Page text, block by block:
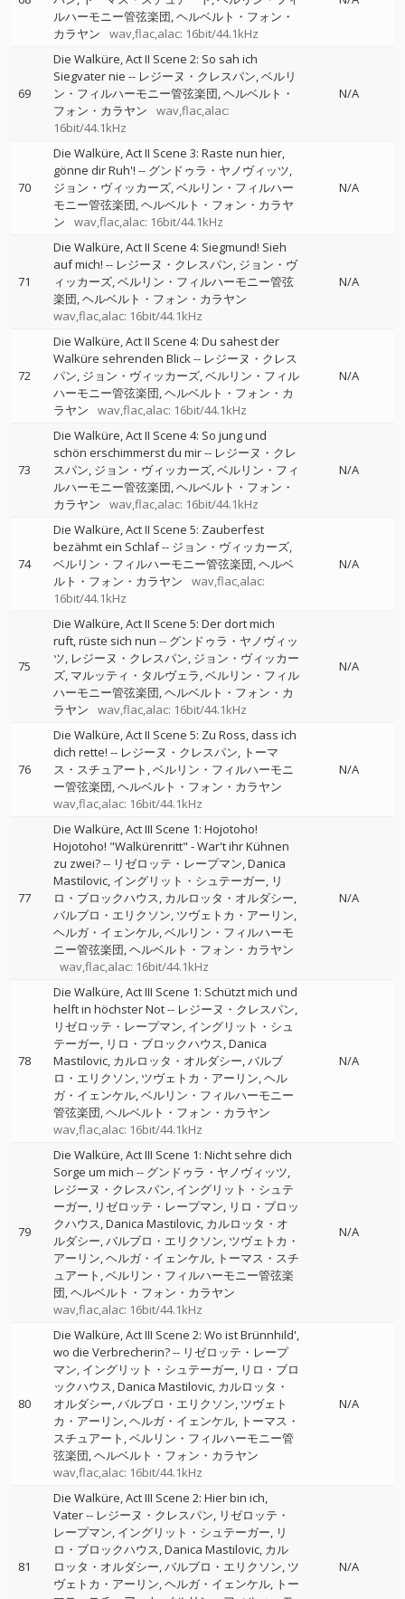
ルハーモニー管弦楽団 ヘルベルト・フォン・
カラヤン
wav,flac,alac: 16bit/44.1kHz
69
Die Walküre, Act II Scene 2: So sah ich
Siegvater nie -- レジーヌ・クレスパン ベルリ
ン・フィルハーモニー管弦楽団 ヘルベルト・
フォン・カラヤン
wav,flac,alac:
16bit/44.1kHz
N/A
70
Die Walküre, Act II Scene 3: Raste nun hier,
gönne dir Ruh'! -- グンドゥラ・ヤノヴィッツ
ジョン・ヴィッカーズ ベルリン・フィルハー
モニー管弦楽団 ヘルベルト・フォン・カラヤ
ン
wav,flac,alac: 16bit/44.1kHz
N/A
71
Die Walküre, Act II Scene 4: Siegmund! Sieh
auf mich! -- レジーヌ・クレスパン ジョン・ヴ
ィッカーズ ベルリン・フィルハーモニー管弦
楽団 ヘルベルト・フォン・カラヤン
wav,flac,alac: 16bit/44.1kHz
N/A
72
Die Walküre, Act II Scene 4: Du sahest der
Walküre sehrenden Blick-- レジーヌ・クレス
パン ジョン・ヴィッカーズ ベルリン・フィル
ハーモニー管弦楽団 ヘルベルト・フォン・カ
ラヤン
wav,flac,alac: 16bit/44.1kHz
N/A
73
Die Walküre, Act II Scene 4: So jung und
schön erschimmerst du mir-- レジーヌ・クレ
スパン ジョン・ヴィッカーズ ベルリン・フィ
ルハーモニー管弦楽団 ヘルベルト・フォン・
カラヤン
wav,flac,alac: 16bit/44.1kHz
N/A
74
Die Walküre, Act II Scene 5: Zauberfest
bezähmt ein Schlaf-- ジョン・ヴィッカーズ
ベルリン・フィルハーモニー管弦楽団 ヘルベ
ルト・フォン・カラヤン
wav,flac,alac:
16bit/44.1kHz
N/A
75
Die Walküre, Act II Scene 5: Der dort mich
ruft, rüste sich nun -- グンドゥラ・ヤノヴィッ
ツ レジーヌ・クレスパン ジョン・ヴィッカー
ズ マルッティ・タルヴェラ ベルリン・フィル
ハーモニー管弦楽団 ヘルベルト・フォン・カ
ラヤン
wav,flac,alac: 16bit/44.1kHz
N/A
76
Die Walküre, Act II Scene 5: Zu Ross, dass ich
dich rette! -- レジーヌ・クレスパン
トーマ
ス・スチュアート ベルリン・フィルハーモニ
ー管弦楽団 ヘルベルト・フォン・カラヤン
wav,flac,alac: 16bit/44.1kHz
N/A
77
Die Walküre, Act III Scene 1: Hojotoho!
Hojotoho! "Walkürenritt" - War't ihr Kühnen
zu zwei?-- リゼロッテ・レープマン Danica
Mastilovic イングリット・シュテーガー リ
ロ・ブロックハウス カルロッタ・オルダシー
バルブロ・エリクソン ツヴェトカ・アーリン
ヘルガ・イェンケル ベルリン・フィルハーモ
ニー管弦楽団 ヘルベルト・フォン・カラヤン
wav,flac,alac: 16bit/44.1kHz
N/A
78
Die Walküre, Act III Scene 1: Schützt mich und
helft in höchster Not-- レジーヌ・クレスパン
リゼロッテ・レープマン イングリット・シュ
テーガー リロ・ブロックハウス Danica
Mastilovic カルロッタ・オルダシー バルブ
ロ・エリクソン ツヴェトカ・アーリン ヘル
ガ・イェンケル ベルリン・フィルハーモニー
管弦楽団 ヘルベルト・フォン・カラヤン
wav,flac,alac: 16bit/44.1kHz
N/A
79
Die Walküre, Act III Scene 1: Nicht sehre dich
Sorge um mich -- グンドゥラ・ヤノヴィッツ
レジーヌ・クレスパン イングリット・シュテ
ーガー リゼロッテ・レープマン リロ・ブロッ
クハウス Danica Mastilovic カルロッタ・オ
ルダシー バルブロ・エリクソン ツヴェトカ・
アーリン ヘルガ・イェンケル トーマス・スチ
ュアート ベルリン・フィルハーモニー管弦楽
団 ヘルベルト・フォン・カラヤン
wav,flac,alac: 16bit/44.1kHz
N/A
80
Die Walküre, Act III Scene 2: Wo ist Brünnhild',
wo die Verbrecherin?-- リゼロッテ・レープ
マン イングリット・シュテーガー リロ・ブロ
ックハウス Danica Mastilovic カルロッタ・
オルダシー バルブロ・エリクソン ツヴェト
カ・アーリン ヘルガ・イェンケル トーマス・
スチュアート ベルリン・フィルハーモニー管
弦楽団 ヘルベルト・フォン・カラヤン
wav,flac,alac: 16bit/44.1kHz
N/A
81
Die Walküre, Act III Scene 2: Hier bin ich,
Vater-- レジーヌ・クレスパン リゼロッテ・
レープマン イングリット・シュテーガー リ
ロ・ブロックハウス Danica Mastilovic カル
ロッタ・オルダシー バルブロ・エリクソン ツ
ヴェトカ・アーリン ヘルガ・イェンケル トー
N/A